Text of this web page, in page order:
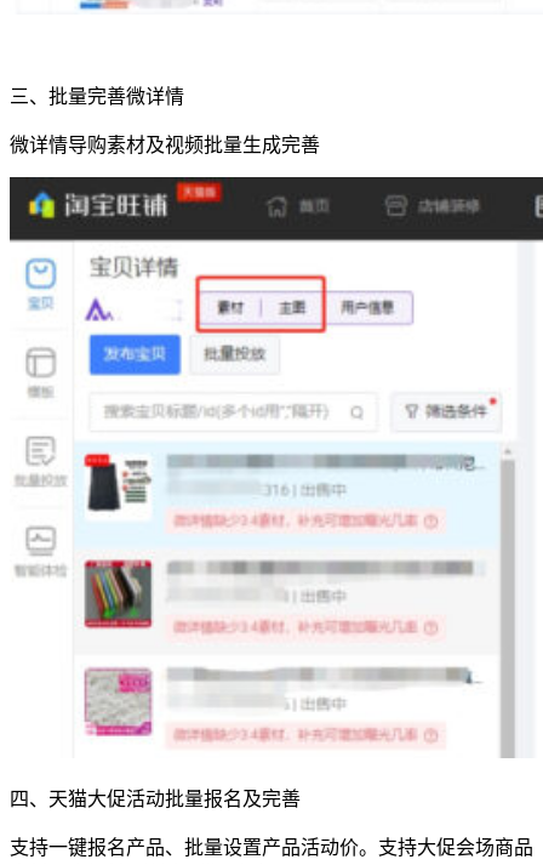
三、批量完善微详情
微详情导购素材及视频批量生成完善
四、天猫大促活动批量报名及完善
支持一键报名产品、批量设置产品活动价。支持大促会场商品